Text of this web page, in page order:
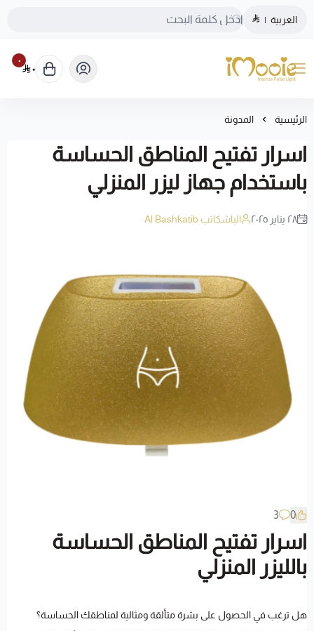
العربية |
الموقع الرسمي ليزر منزلي اي مووي
٠
٠
الرئيسية المدونة
اسرار تفتيح المناطق الحساسة
باستخدام جهاز ليزر المنزلي
٢٨ يناير ٢٠٢٥ الباشكاتب Al Bashkatib
0
3
اسرار تفتيح المناطق الحساسة
بالليزر المنزلي
هل ترغب في الحصول على بشرة متألقة ومثالية لمناطقك الحساسة؟